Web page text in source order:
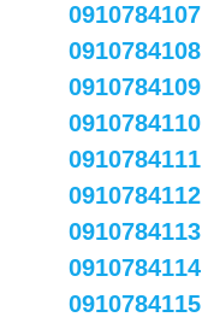
0910784107
0910784108
0910784109
0910784110
0910784111
0910784112
0910784113
0910784114
0910784115